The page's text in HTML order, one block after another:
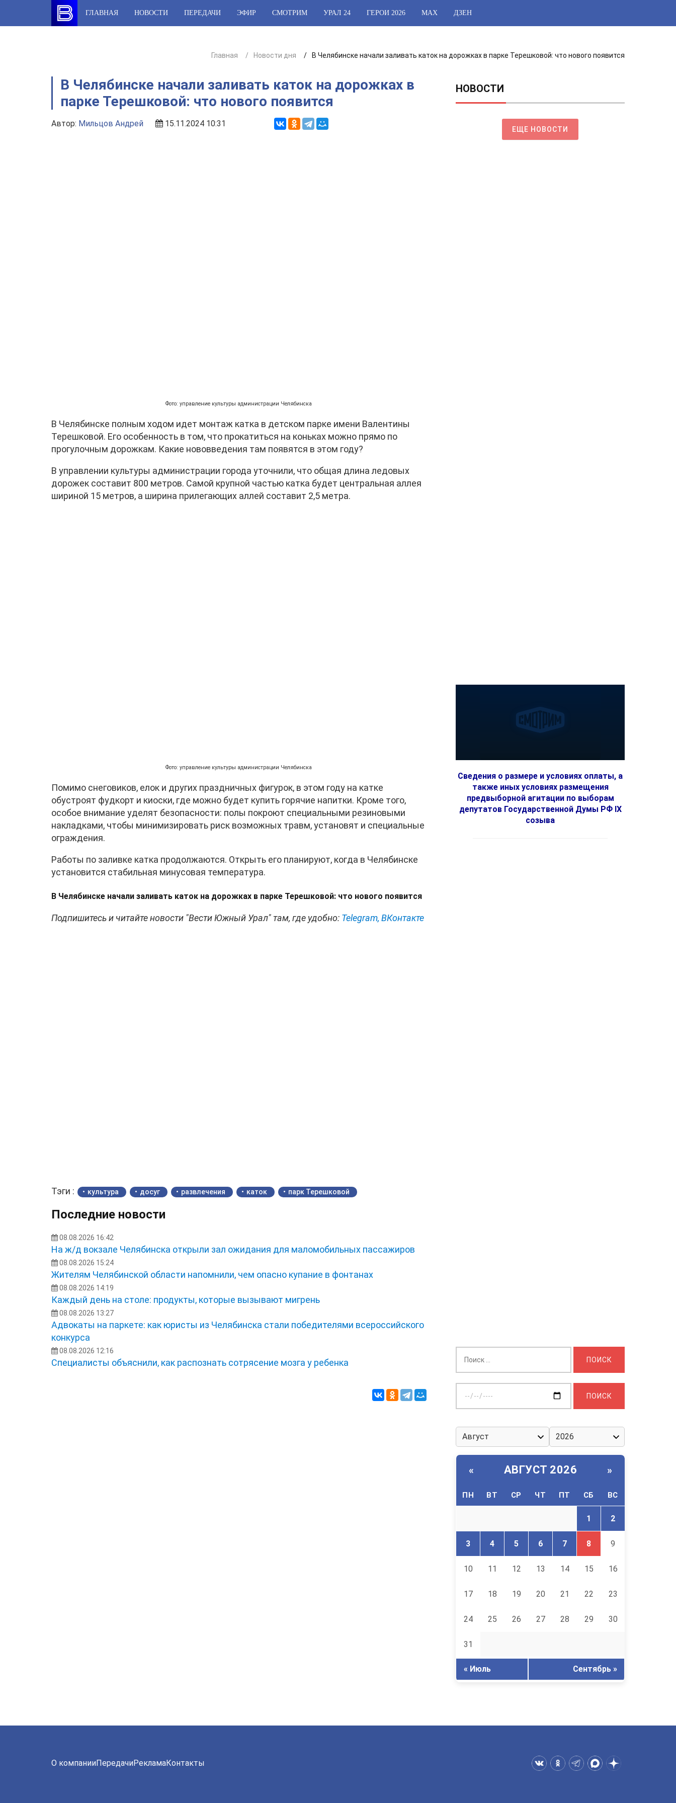
content
ГЛАВНАЯ НОВОСТИ ПЕРЕДАЧИ ЭФИР СМОТРИМ УРАЛ 24 ГЕРОИ 2026 МАХ ДЗЕН
Главная Новости дня В Челябинске начали заливать каток на дорожках в парке Терешковой: что нового появится
В Челябинске начали заливать каток на дорожках в
парке Терешковой: что нового появится
Автор: Мильцов Андрей 15.11.2024 10:31
Фото: управление культуры администрации Челябинска
В Челябинске полным ходом идет монтаж катка в детском парке имени Валентины
Терешковой. Его особенность в том, что прокатиться на коньках можно прямо по
прогулочным дорожкам. Какие нововведения там появятся в этом году?
В управлении культуры администрации города уточнили, что общая длина ледовых
дорожек составит 800 метров. Самой крупной частью катка будет центральная аллея
шириной 15 метров, а ширина прилегающих аллей составит 2,5 метра.
Фото: управление культуры администрации Челябинска
Помимо снеговиков, елок и других праздничных фигурок, в этом году на катке
обустроят фудкорт и киоски, где можно будет купить горячие напитки. Кроме того,
особое внимание уделят безопасности: полы покроют специальными резиновыми
накладками, чтобы минимизировать риск возможных травм, установят и специальные
ограждения.
Работы по заливке катка продолжаются. Открыть его планируют, когда в Челябинске
установится стабильная минусовая температура.
В Челябинске начали заливать каток на дорожках в парке Терешковой: что нового появится
Подпишитесь и читайте новости "Вести Южный Урал" там, где удобно: Telegram, ВКонтакте
Тэги : культура досуг развлечения каток парк Терешковой
Последние новости
08.08.2026 16:42
На ж/д вокзале Челябинска открыли зал ожидания для маломобильных пассажиров
08.08.2026 15:24
Жителям Челябинской области напомнили, чем опасно купание в фонтанах
08.08.2026 14:19
Каждый день на столе: продукты, которые вызывают мигрень
08.08.2026 13:27
Адвокаты на паркете: как юристы из Челябинска стали победителями всероссийского
конкурса
08.08.2026 12:16
Специалисты объяснили, как распознать сотрясение мозга у ребенка
НОВОСТИ
ЕЩЕ НОВОСТИ
Сведения о размере и условиях оплаты, а
также иных условиях размещения
предвыборной агитации по выборам
депутатов Государственной Думы РФ IX
созыва
дату:
« АВГУСТ 2026 »
ПН ВТ СР ЧТ ПТ СБ ВС
1 2
3 4 5 6 7 8 9
10 11 12 13 14 15 16
17 18 19 20 21 22 23
24 25 26 27 28 29 30
31
« Июль Сентябрь »
О компанииПередачиРекламаКонтакты